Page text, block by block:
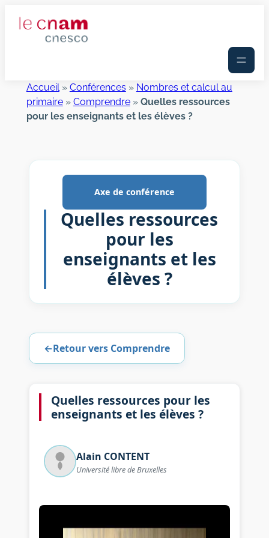
Accueil» Conférences» Nombres et calcul au
primaire» Comprendre» Quelles ressources
pour les enseignants et les élèves ?
Axe de conférence
Quelles ressources
pour les
enseignants et les
élèves ?
←Retour vers Comprendre
Quelles ressources pour les
enseignants et les élèves ?
Alain CONTENT
Université libre de Bruxelles